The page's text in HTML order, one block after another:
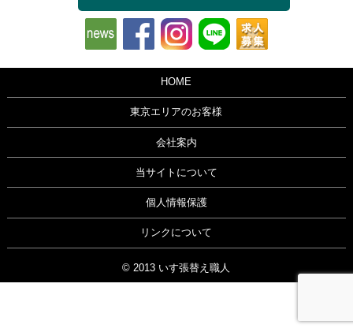
HOME
東京エリアのお客様
会社案内
当サイトについて
個人情報保護
リンクについて
© 2013 いす張替え職人